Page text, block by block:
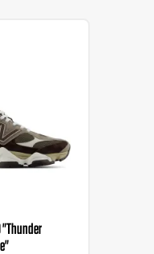
"Thunder